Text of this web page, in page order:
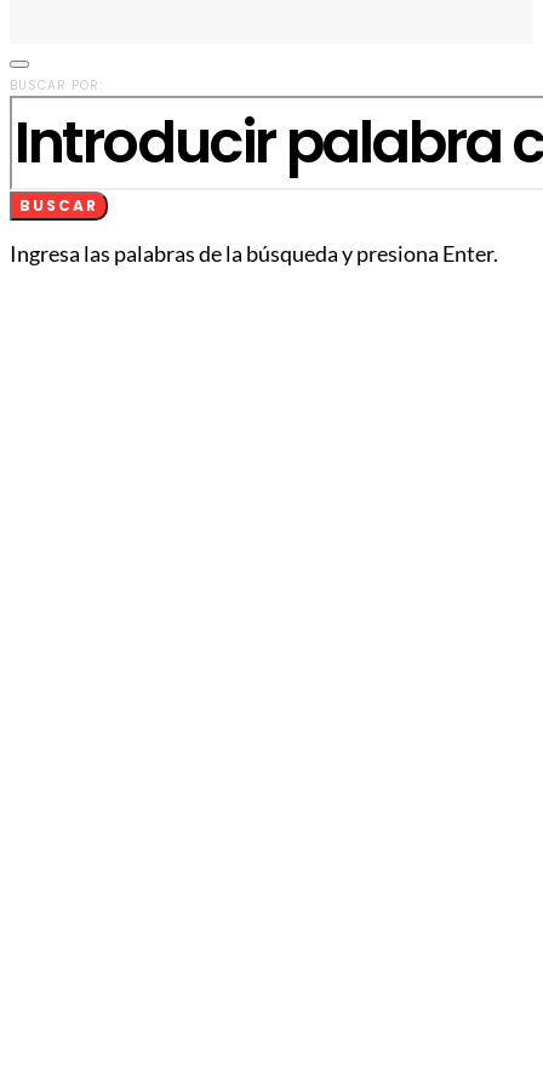
BUSCAR POR:
BUSCAR
Ingresa las palabras de la búsqueda y presiona Enter.